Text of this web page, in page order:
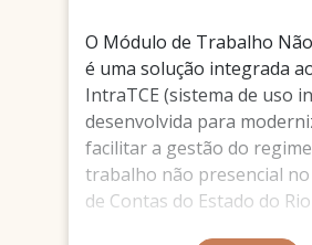
O Módulo de Trabalho
é uma solução integrada
IntraTCE (sistema de uso
desenvolvida para
facilitar a gestão do
trabalho não presencial
de Contas do Estado do